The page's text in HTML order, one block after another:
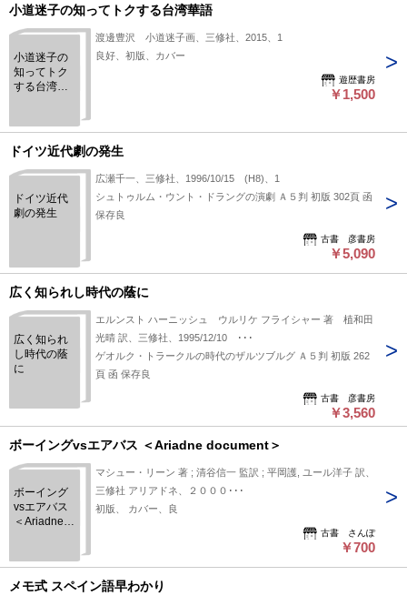
小道迷子の知ってトクする台湾華語
小道迷子の
知ってトク
する台湾華
渡邊豊沢 小道迷子画、三修社、2015、1
良好、初版、カバー
遊歴書房
￥1,500
ドイツ近代劇の発生
ドイツ近代
劇の発生
広瀬千一、三修社、1996/10/15 (H8)、1
シュトゥルム・ウント・ドラングの演劇 Ａ５判 初版 302頁 函
保存良
古書 彦書房
￥5,090
広く知られし時代の蔭に
広く知られ
し時代の蔭
に
エルンスト ハーニッシュ ウルリケ フライシャー 著 植和田
光晴 訳、三修社、1995/12/10 ･･･
ゲオルク・トラークルの時代のザルツブルグ Ａ５判 初版 262
頁 函 保存良
古書 彦書房
￥3,560
ボーイングvsエアバス ＜Ariadne document＞
ボーイング
vsエアバス
＜Ariadne
マシュー・リーン 著 ; 清谷信一 監訳 ; 平岡護, ユール洋子 訳、
三修社 アリアドネ、２０００･･･
初版、 カバー、良
古書 さんぽ
￥700
メモ式 スペイン語早わかり